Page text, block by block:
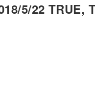
5/22 TRUE,